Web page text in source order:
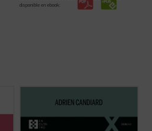
disponible en ebook:
joven dominico francés residente en Egipto,
conocimiento de la libertad cristiana, un
camino de alianza y amistad con Cristo, y